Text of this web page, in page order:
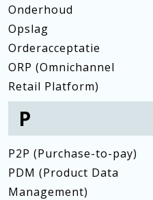
Onderhoud
Opslag
Orderacceptatie
ORP (Omnichannel
Retail Platform)
P
P2P (Purchase-to-pay)
PDM (Product Data
Management)